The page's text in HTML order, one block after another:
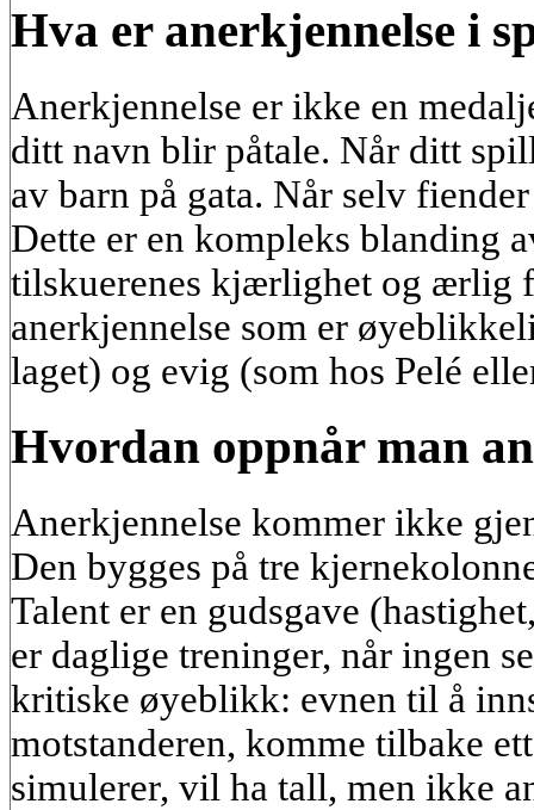
Hva er anerkjennelse i
Anerkjennelse er ikke en
ditt navn blir påtale. Når ditt
av barn på gata. Når selv
Dette er en kompleks blanding
tilskuerenes kjærlighet og ærlig
anerkjennelse som er
laget) og evig (som hos Pelé
Hvordan oppnår man
Anerkjennelse kommer ikke
Den bygges på tre
Talent er en gudsgave
er daglige treninger, når ingen
kritiske øyeblikk: evnen til å
motstanderen, komme tilbake
simulerer, vil ha tall, men ikke